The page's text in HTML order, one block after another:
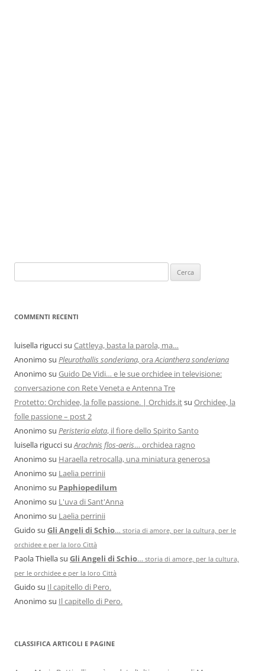
COMMENTI RECENTI
luisella riguccisu Cattleya, basta la parola, ma…
Anonimo su Pleurothallis sonderiana, oraAcianthera sonderiana
Anonimo su Guido De Vidi… e le sue orchidee in televisione:
conversazione con Rete Veneta e Antenna Tre
Protetto: Orchidee, la folle passione. | Orchids.itsu Orchidee, la
folle passione – post 2
Anonimo su Peristeria elata, il fiore dello Spirito Santo
luisella riguccisuArachnis flos-aeris… orchidea ragno
Anonimo su Haraella retrocalla, una miniatura generosa
Anonimo su Laelia perrinii
Anonimo su Paphiopedilum
Anonimo su L'uva di Sant'Anna
Anonimo su Laelia perrinii
Guido su Gli Angeli di Schio… storia di amore, per la cultura, per le
orchidee e per la loro Città
Paola Thiellasu Gli Angeli di Schio… storia di amore, per la cultura,
per le orchidee e per la loro Città
Guido su Il capitello di Pero.
Anonimo su Il capitello di Pero.
CLASSIFICA ARTICOLI E PAGINE